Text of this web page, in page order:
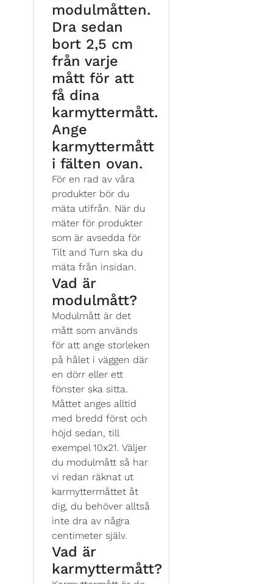
modulmåtten.
Dra sedan
bort 2,5 cm
från varje
mått för att
få dina
karmyttermått.
Ange
karmyttermått
i fälten ovan.
För en rad av våra
produkter bör du
mäta utifrån. När du
mäter för produkter
som är avsedda för
Tilt and Turn ska du
mäta från insidan.
Vad är
modulmått?
Modulmått är det
mått som används
för att ange storleken
på hålet i väggen där
en dörr eller ett
fönster ska sitta.
Måttet anges alltid
med bredd först och
höjd sedan, till
exempel 10x21. Väljer
du modulmått så har
vi redan räknat ut
karmyttermåttet åt
dig, du behöver alltså
inte dra av några
centimeter själv.
Vad är
karmyttermått?